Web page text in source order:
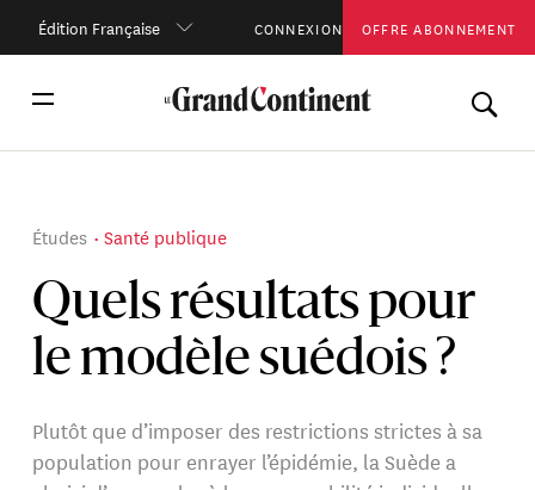
Édition Française CONNEXION OFFRE ABONNEMENT
Quels résultats pour
le modèle suédois ?
Études Santé publique
Plutôt que d’imposer des restrictions strictes à sa
population pour enrayer l’épidémie, la Suède a